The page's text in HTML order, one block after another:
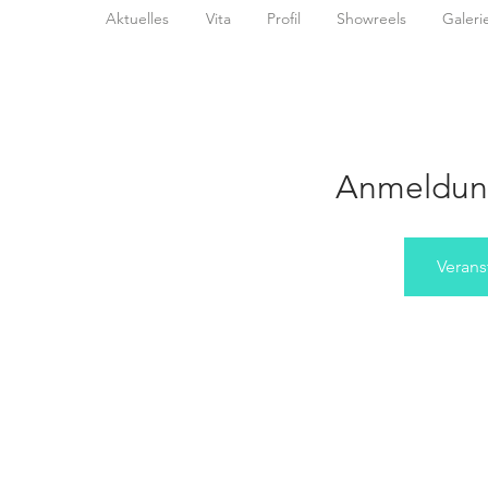
Aktuelles Vita Profil Showreels